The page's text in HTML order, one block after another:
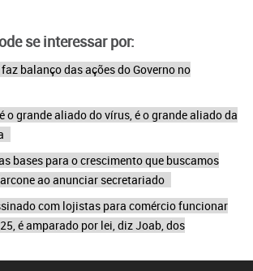
se interessar por:
balanço das ações do Governo no
o grande aliado do vírus, é o grande aliado da
bases para o crescimento que buscamos
ao anunciar secretariado
com lojistas para comércio funcionar
é amparado por lei, diz Joab, dos